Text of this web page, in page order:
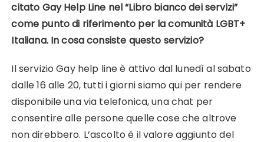
citato Gay Help Line nel “Libro bianco dei servizi”
come punto di riferimento per la comunità LGBT+
Italiana. In cosa consiste questo servizio?
Il servizio Gay help line è attivo dal lunedì al sabato
dalle 16 alle 20, tutti i giorni siamo qui per rendere
disponibile una via telefonica, una chat per
consentire alle persone quelle cose che altrove
non direbbero. L’ascolto è il valore aggiunto del